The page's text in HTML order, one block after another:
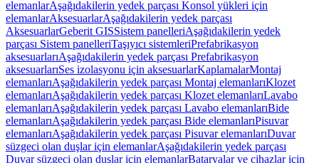
elemanlarAşağıdakilerin yedek parçası Konsol yükleri için
elemanlarAksesuarlarAşağıdakilerin yedek parçası
AksesuarlarGeberit GISSistem panelleriAşağıdakilerin yedek
parçası Sistem panelleriTaşıyıcı sistemleriPrefabrikasyon
aksesuarlarıAşağıdakilerin yedek parçası Prefabrikasyon
aksesuarlarıSes izolasyonu için aksesuarlarKaplamalarMontaj
elemanlarıAşağıdakilerin yedek parçası Montaj elemanlarıKlozet
elemanlarıAşağıdakilerin yedek parçası Klozet elemanlarıLavabo
elemanlarıAşağıdakilerin yedek parçası Lavabo elemanlarıBide
elemanlarıAşağıdakilerin yedek parçası Bide elemanlarıPisuvar
elemanlarıAşağıdakilerin yedek parçası Pisuvar elemanlarıDuvar
süzgeci olan duşlar için elemanlarAşağıdakilerin yedek parçası
Duvar süzgeci olan duşlar için elemanlarBataryalar ve cihazlar için